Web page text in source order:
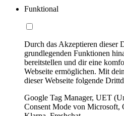
Funktional
Durch das Akzeptieren dieser
grundlegenden Funktionen
bereitstellen und dir eine
Webseite ermöglichen. Mit
dieser Webseite folgende
Google Tag Manager, UET
Consent Mode von Microsoft,